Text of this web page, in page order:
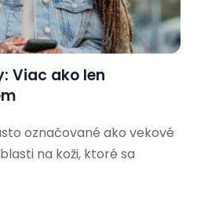
Viac ako len
označované ako vekové
na koži, ktoré sa